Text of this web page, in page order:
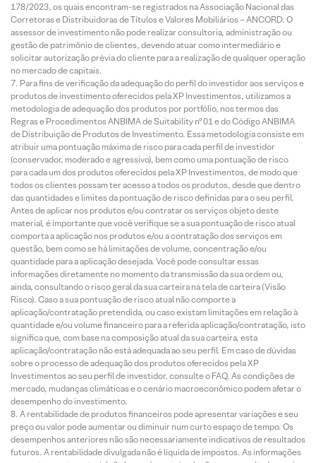
178/2023, os quais encontram-se registrados na Associação Nacional das
Corretoras e Distribuidoras de Títulos e Valores Mobiliários – ANCORD. O
assessor de investimento não pode realizar consultoria, administração ou
gestão de patrimônio de clientes, devendo atuar como intermediário e
solicitar autorização prévia do cliente para a realização de qualquer operação
no mercado de capitais.
Para fins de verificação da adequação do perfil do investidor aos serviços e
produtos de investimento oferecidos pela XP Investimentos, utilizamos a
metodologia de adequação dos produtos por portfólio, nos termos das
Regras e Procedimentos ANBIMA de Suitability nº 01 e do Código ANBIMA
de Distribuição de Produtos de Investimento. Essa metodologia consiste em
atribuir uma pontuação máxima de risco para cada perfil de investidor
(conservador, moderado e agressivo), bem como uma pontuação de risco
para cada um dos produtos oferecidos pela XP Investimentos, de modo que
todos os clientes possam ter acesso a todos os produtos, desde que dentro
das quantidades e limites da pontuação de risco definidas para o seu perfil.
Antes de aplicar nos produtos e/ou contratar os serviços objeto deste
material, é importante que você verifique se a sua pontuação de risco atual
comporta a aplicação nos produtos e/ou a contratação dos serviços em
questão, bem como se há limitações de volume, concentração e/ou
quantidade para a aplicação desejada. Você pode consultar essas
informações diretamente no momento da transmissão da sua ordem ou,
ainda, consultando o risco geral da sua carteira na tela de carteira (Visão
Risco). Caso a sua pontuação de risco atual não comporte a
aplicação/contratação pretendida, ou caso existam limitações em relação à
quantidade e/ou volume financeiro para a referida aplicação/contratação, isto
significa que, com base na composição atual da sua carteira, esta
aplicação/contratação não está adequada ao seu perfil. Em caso de dúvidas
sobre o processo de adequação dos produtos oferecidos pela XP
Investimentos ao seu perfil de investidor, consulte o FAQ. As condições de
mercado, mudanças climáticas e o cenário macroeconômico podem afetar o
desempenho do investimento.
A rentabilidade de produtos financeiros pode apresentar variações e seu
preço ou valor pode aumentar ou diminuir num curto espaço de tempo. Os
desempenhos anteriores não são necessariamente indicativos de resultados
futuros. A rentabilidade divulgada não é líquida de impostos. As informações